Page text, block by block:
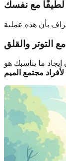
لطيفًا مع نفسك
التوتر والقلق
ما يناسبك هو
مجتمع الميم